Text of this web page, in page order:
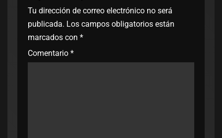
Tu dirección de correo electrónico no será
publicada. Los campos obligatorios están
marcados con *
Comentario *